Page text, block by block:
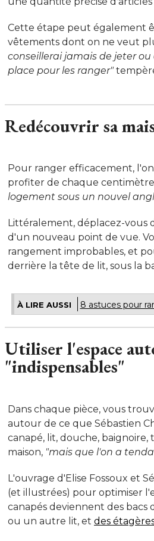
Cette étape peut également
vêtements dont on ne veut
conseillerai jamais de jeter
place pour les ranger"
Redécouvrir sa
Pour ranger efficacement,
profiter de chaque
logement sous un nouvel
Littéralement, déplacez-vous
d'un nouveau point de vue.
rangement improbables, et
derrière la tête de lit, sous la
À LIRE AUSSI 8 astuces pour
Utiliser l'espace
"indispensables"
Dans chaque pièce, vous
autour de ce que Sébastien
canapé, lit, douche, baignoire,
maison, "mais que l'on a
L'ouvrage d'Elise Fossoux et
(et illustrées) pour optimiser
canapés deviennent des bacs
ou un autre lit, et des